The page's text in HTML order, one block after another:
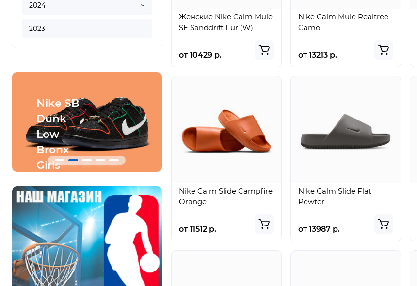
2024
2023
“Black
Pinksicle”
Light
Smoke
Grey
Nike SB
Dunk
Low
Bronx
Girls
001
Ares
Женские Nike Calm Mule
SE Sanddrift Fur (W)
от 10429 р.
Nike Calm Mule Realtree
Camo
от 13213 р.
Nike Calm Slide Campfire
Orange
от 11512 р.
Nike Calm Slide Flat
Pewter
от 13987 р.